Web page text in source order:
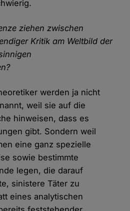
ziehen zwischen
Kritik am Weltbild der
werden ja nicht
weil sie auf die
hinweisen, dass es
gibt. Sondern weil
eine ganz spezielle
sowie bestimmte
legen, die darauf
sinistere Täter zu
eines analytischen